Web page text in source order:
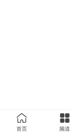
首页 频道